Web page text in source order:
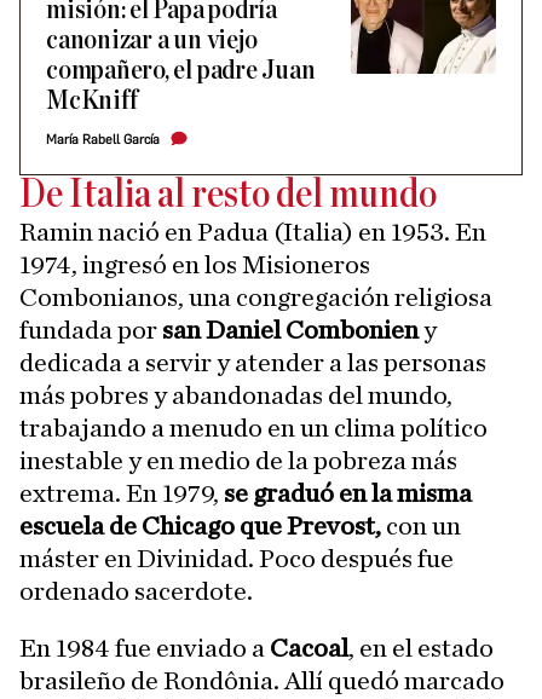
misión: el Papa podría
canonizar a un viejo
compañero, el padre Juan
McKniff
María Rabell García
De Italia al resto del mundo
Ramin nació en Padua (Italia) en 1953. En
1974, ingresó en los Misioneros
Combonianos, una congregación religiosa
fundada por san Daniel Combonieny
dedicada a servir y atender a las personas
más pobres y abandonadas del mundo,
trabajando a menudo en un clima político
inestable y en medio de la pobreza más
extrema. En 1979, se graduó en la misma
escuela de Chicago que Prevost, con un
máster en Divinidad. Poco después fue
ordenado sacerdote.
En 1984 fue enviado a Cacoal, en el estado
brasileño de Rondônia. Allí quedó marcado